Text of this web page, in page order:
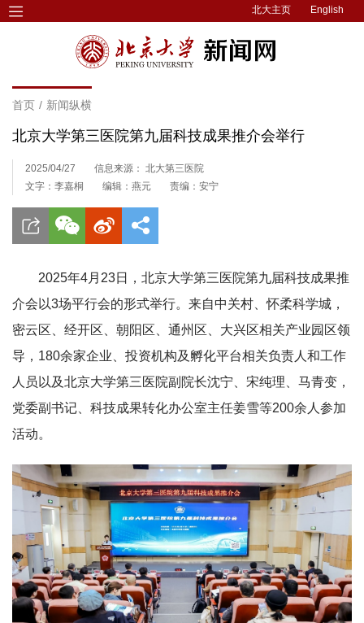
北大主页 English
首页 / 新闻纵横
北京大学第三医院第九届科技成果推介会举行
2025/04/27
信息来源： 北大第三医院
文字：李嘉桐
编辑：燕元 责编：安宁
2025年4月23日，北京大学第三医院第九届科技成果推
介会以3场平行会的形式举行。来自中关村、怀柔科学城，
密云区、经开区、朝阳区、通州区、大兴区相关产业园区领
导，180余家企业、投资机构及孵化平台相关负责人和工作
人员以及北京大学第三医院副院长沈宁、宋纯理、马青变，
党委副书记、科技成果转化办公室主任姜雪等200余人参加
活动。